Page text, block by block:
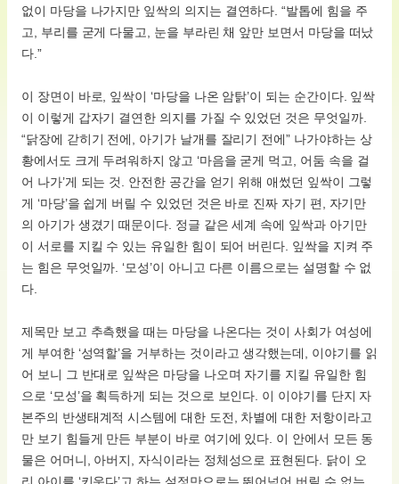
없이 마당을 나가지만 잎싹의 의지는 결연하다. “발톱에 힘을 주
고, 부리를 굳게 다물고, 눈을 부라린 채 앞만 보면서 마당을 떠났
다.”
이 장면이 바로, 잎싹이 ‘마당을 나온 암탉’이 되는 순간이다. 잎싹
이 이렇게 갑자기 결연한 의지를 가질 수 있었던 것은 무엇일까.
“닭장에 갇히기 전에, 아기가 날개를 잘리기 전에” 나가야하는 상
황에서도 크게 두려워하지 않고 ‘마음을 굳게 먹고, 어둠 속을 걸
어 나가’게 되는 것. 안전한 공간을 얻기 위해 애썼던 잎싹이 그렇
게 ‘마당’을 쉽게 버릴 수 있었던 것은 바로 진짜 자기 편, 자기만
의 아기가 생겼기 때문이다. 정글 같은 세계 속에 잎싹과 아기만
이 서로를 지킬 수 있는 유일한 힘이 되어 버린다. 잎싹을 지켜 주
는 힘은 무엇일까. ‘모성’이 아니고 다른 이름으로는 설명할 수 없
다.
제목만 보고 추측했을 때는 마당을 나온다는 것이 사회가 여성에
게 부여한 ‘성역할’을 거부하는 것이라고 생각했는데, 이야기를 읽
어 보니 그 반대로 잎싹은 마당을 나오며 자기를 지킬 유일한 힘
으로 ‘모성’을 획득하게 되는 것으로 보인다. 이 이야기를 단지 자
본주의 반생태계적 시스템에 대한 도전, 차별에 대한 저항이라고
만 보기 힘들게 만든 부분이 바로 여기에 있다. 이 안에서 모든 동
물은 어머니, 아버지, 자식이라는 정체성으로 표현된다. 닭이 오
리 아이를 ‘키운다’고 하는 설정만으로는 뛰어넘어 버릴 수 없는